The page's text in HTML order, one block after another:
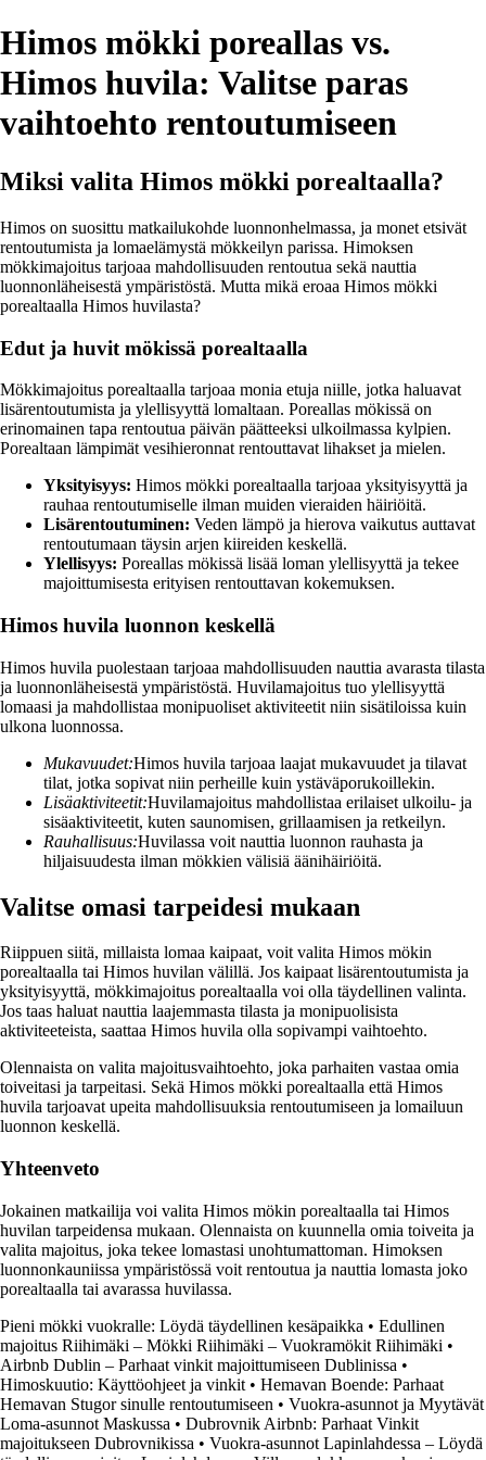
Himos mökki poreallas vs.
Himos huvila: Valitse paras
vaihtoehto rentoutumiseen
Miksi valita Himos mökki porealtaalla?
Himos on suosittu matkailukohde luonnonhelmassa, ja monet etsivät
rentoutumista ja lomaelämystä mökkeilyn parissa. Himoksen
mökkimajoitus tarjoaa mahdollisuuden rentoutua sekä nauttia
luonnonläheisestä ympäristöstä. Mutta mikä eroaa Himos mökki
porealtaalla Himos huvilasta?
Edut ja huvit mökissä porealtaalla
Mökkimajoitus porealtaalla tarjoaa monia etuja niille, jotka haluavat
lisärentoutumista ja ylellisyyttä lomaltaan. Poreallas mökissä on
erinomainen tapa rentoutua päivän päätteeksi ulkoilmassa kylpien.
Porealtaan lämpimät vesihieronnat rentouttavat lihakset ja mielen.
Yksityisyys: Himos mökki porealtaalla tarjoaa yksityisyyttä ja
rauhaa rentoutumiselle ilman muiden vieraiden häiriöitä.
Lisärentoutuminen: Veden lämpö ja hierova vaikutus auttavat
rentoutumaan täysin arjen kiireiden keskellä.
Ylellisyys: Poreallas mökissä lisää loman ylellisyyttä ja tekee
majoittumisesta erityisen rentouttavan kokemuksen.
Himos huvila luonnon keskellä
Himos huvila puolestaan tarjoaa mahdollisuuden nauttia avarasta tilasta
ja luonnonläheisestä ympäristöstä. Huvilamajoitus tuo ylellisyyttä
lomaasi ja mahdollistaa monipuoliset aktiviteetit niin sisätiloissa kuin
ulkona luonnossa.
Mukavuudet:Himos huvila tarjoaa laajat mukavuudet ja tilavat
tilat, jotka sopivat niin perheille kuin ystäväporukoillekin.
Lisäaktiviteetit:Huvilamajoitus mahdollistaa erilaiset ulkoilu- ja
sisäaktiviteetit, kuten saunomisen, grillaamisen ja retkeilyn.
Rauhallisuus:Huvilassa voit nauttia luonnon rauhasta ja
hiljaisuudesta ilman mökkien välisiä äänihäiriöitä.
Valitse omasi tarpeidesi mukaan
Riippuen siitä, millaista lomaa kaipaat, voit valita Himos mökin
porealtaalla tai Himos huvilan välillä. Jos kaipaat lisärentoutumista ja
yksityisyyttä, mökkimajoitus porealtaalla voi olla täydellinen valinta.
Jos taas haluat nauttia laajemmasta tilasta ja monipuolisista
aktiviteeteista, saattaa Himos huvila olla sopivampi vaihtoehto.
Olennaista on valita majoitusvaihtoehto, joka parhaiten vastaa omia
toiveitasi ja tarpeitasi. Sekä Himos mökki porealtaalla että Himos
huvila tarjoavat upeita mahdollisuuksia rentoutumiseen ja lomailuun
luonnon keskellä.
Yhteenveto
Jokainen matkailija voi valita Himos mökin porealtaalla tai Himos
huvilan tarpeidensa mukaan. Olennaista on kuunnella omia toiveita ja
valita majoitus, joka tekee lomastasi unohtumattoman. Himoksen
luonnonkauniissa ympäristössä voit rentoutua ja nauttia lomasta joko
porealtaalla tai avarassa huvilassa.
Pieni mökki vuokralle: Löydä täydellinen kesäpaikka • Edullinen
majoitus Riihimäki – Mökki Riihimäki – Vuokramökit Riihimäki •
Airbnb Dublin – Parhaat vinkit majoittumiseen Dublinissa •
Himoskuutio: Käyttöohjeet ja vinkit • Hemavan Boende: Parhaat
Hemavan Stugor sinulle rentoutumiseen • Vuokra-asunnot ja Myytävät
Loma-asunnot Maskussa • Dubrovnik Airbnb: Parhaat Vinkit
majoitukseen Dubrovnikissa • Vuokra-asunnot Lapinlahdessa – Löydä